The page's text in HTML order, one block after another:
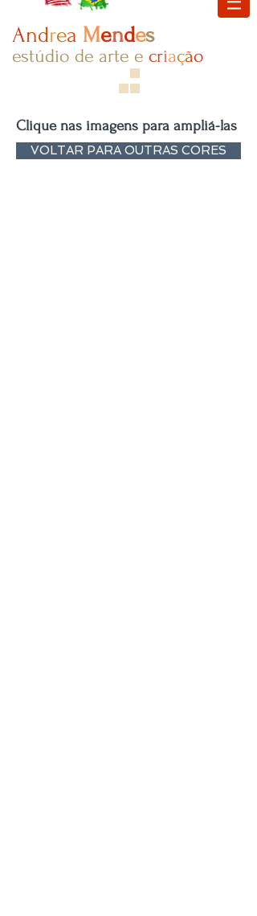
Andrea Mendes
estúdio de arte e criaç​ão
Clique nas imagens para ampliá-las
VOLTAR PARA OUTRAS CORES